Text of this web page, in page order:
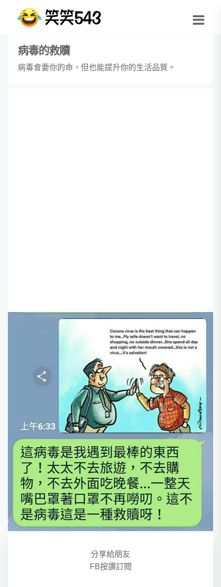
病毒的救贖
病毒會要你的命，但也能提升你的生活品質。
分享給朋友
FB按讚訂閱